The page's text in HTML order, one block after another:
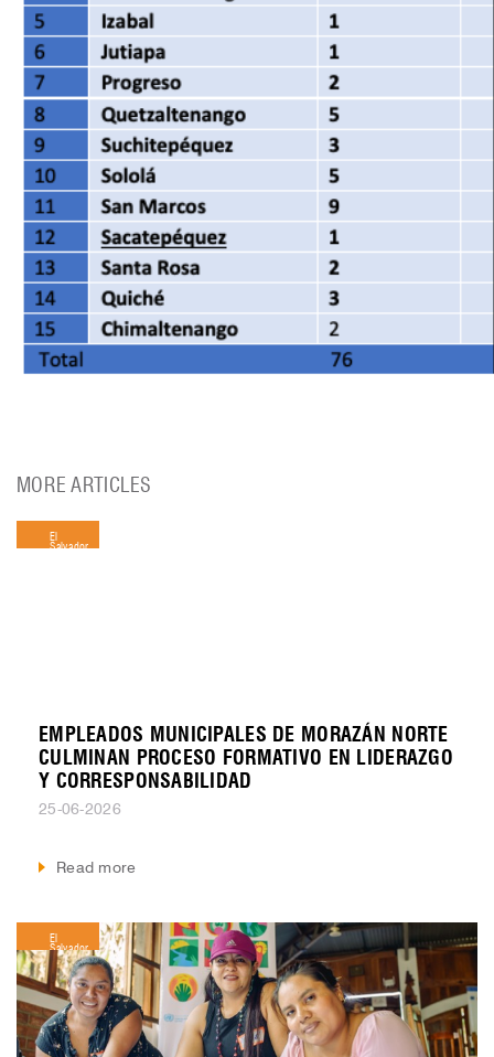
MORE ARTICLES
EMPLEADOS MUNICIPALES DE MORAZÁN NORTE
CULMINAN PROCESO FORMATIVO EN LIDERAZGO
Y CORRESPONSABILIDAD
25-06-2026
Read more
El
Salvador
El
Salvador